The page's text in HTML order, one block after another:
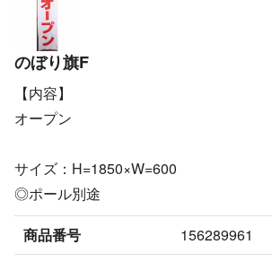
のぼり旗F
【内容】
オープン
サイズ：H=1850×W=600
◎ポール別途
商品番号
156289961